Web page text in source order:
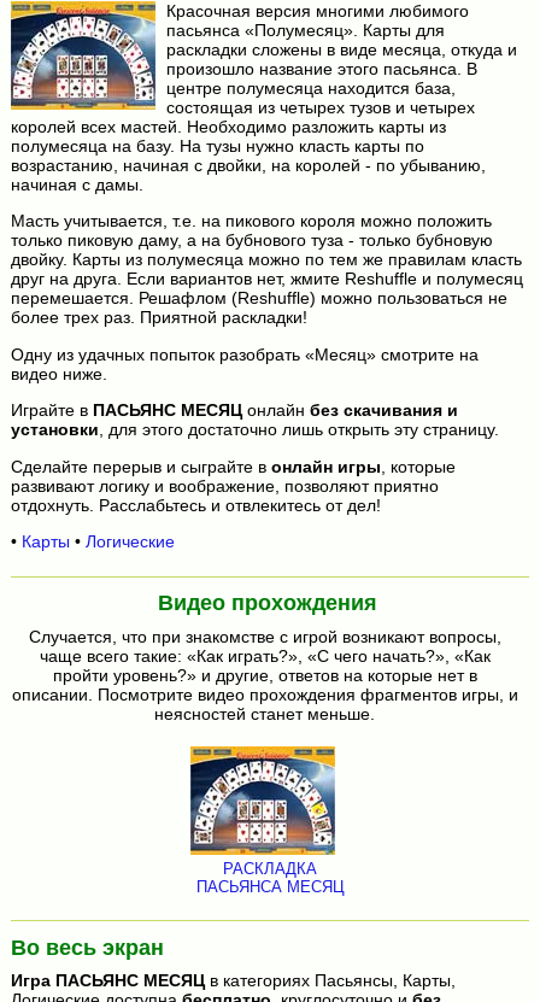
Красочная версия многими любимого
пасьянса «Полумесяц». Карты для
раскладки сложены в виде месяца, откуда и
произошло название этого пасьянса. В
центре полумесяца находится база,
состоящая из четырех тузов и четырех
королей всех мастей. Необходимо разложить карты из
полумесяца на базу. На тузы нужно класть карты по
возрастанию, начиная с двойки, на королей - по убыванию,
начиная с дамы.
Масть учитывается, т.е. на пикового короля можно положить
только пиковую даму, а на бубнового туза - только бубновую
двойку. Карты из полумесяца можно по тем же правилам класть
друг на друга. Если вариантов нет, жмите Reshuffle и полумесяц
перемешается. Решафлом (Reshuffle) можно пользоваться не
более трех раз. Приятной раскладки!
Одну из удачных попыток разобрать «Месяц» смотрите на
видео ниже.
Играйте в ПАСЬЯНС МЕСЯЦонлайн без скачивания и
установки, для этого достаточно лишь открыть эту страницу.
Сделайте перерыв и сыграйте в онлайн игры , которые
развивают логику и воображение, позволяют приятно
отдохнуть. Расслабьтесь и отвлекитесь от дел!
• Карты • Логические
Видео прохождения
Случается, что при знакомстве с игрой возникают вопросы,
чаще всего такие: «Как играть?», «С чего начать?», «Как
пройти уровень?» и другие, ответов на которые нет в
описании. Посмотрите видео прохождения фрагментов игры, и
неясностей станет меньше.
РАСКЛАДКА
ПАСЬЯНСА МЕСЯЦ
Во весь экран
Игра ПАСЬЯНС МЕСЯЦв категориях Пасьянсы, Карты,